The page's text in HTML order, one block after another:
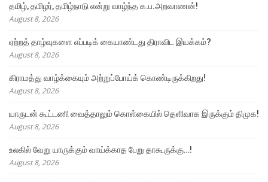
தமிழ், தமிழர், தமிழ்நாடு என்று வாழ்ந்த க.ப.அறவாணன்!
August 8, 2026
ஏற்றத் தாழ்வுகளை எப்படிக் கையாண்டது திராவிட இயக்கம்?
August 8, 2026
கிராமத்து வாழ்க்கையும் அற்றுப்போய்க் கொண்டிருக்கிறது!
August 8, 2026
யாருடன் கூட்டணி வைத்தாலும் கொள்கையில் தெளிவாக இருக்கும் திமுக!
August 8, 2026
உலகில் வேறு யாருக்கும் வாய்க்காத பேறு தாகூருக்கு…!
August 8, 2026